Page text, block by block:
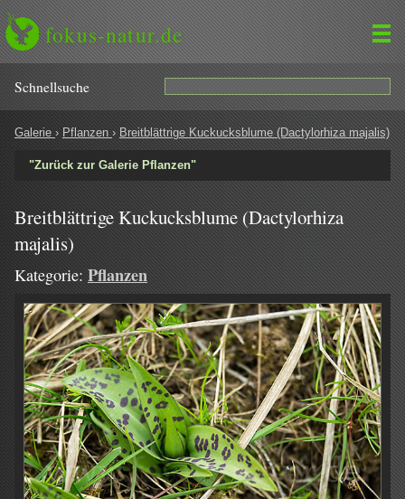
fokus-natur.de
Schnell­suche
Galerie › Pflanzen › Breitblättrige Kuckucksblume (Dactylorhiza majalis)
"Zurück zur Galerie Pflanzen"
Breitblättrige Kuckucksblume (Dactylorhiza
majalis)
Kategorie: Pflanzen